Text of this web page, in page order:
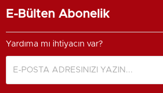
E-Bülten Abonelik
Yardıma mı ihtiyacın var?